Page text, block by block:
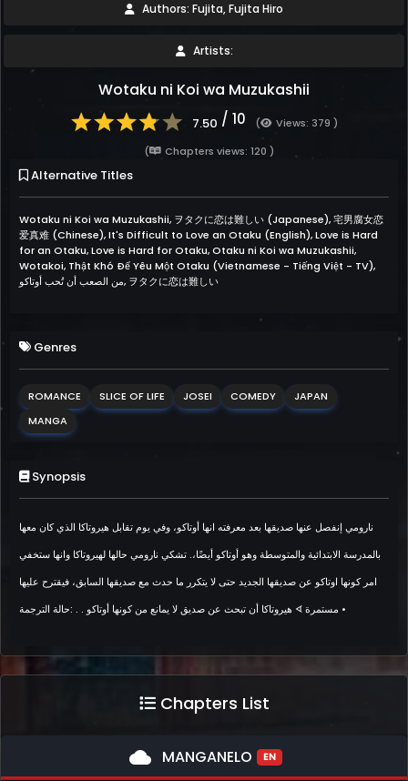
Authors: Fujita, Fujita Hiro
Artists:
Wotaku ni Koi wa Muzukashii
7.50 / 10 (
Views: 379 )
(
Chapters views: 120 )
Alternative Titles
Wotaku ni Koi wa Muzukashii, ヲタクに恋は難しい (Japanese), 宅男腐女恋
爱真难 (Chinese), It's Difficult to Love an Otaku (English), Love is Hard
for an Otaku, Love is Hard for Otaku, Otaku ni Koi wa Muzukashii,
Wotakoi, Thật Khó Để Yêu Một Otaku (Vietnamese - Tiếng Việt - TV),
من الصعب أن تُحب أوتاكو, ヲタクに恋は難しい
Genres
ROMANCE SLICE OF LIFE JOSEI COMEDY
JAPAN
MANGA
Synopsis
نارومي إنفصل عنها صديقها بعد معرفته انها أوتاكو، وفي يوم تقابل هيروتاكا الذي كان معها
بالمدرسة الابتدائية والمتوسطة وهو أوتاكو أيضًا،. تشكي نارومي حالها لهيروتاكا وانها ستخفي
امر كونها اوتاكو عن صديقها الجديد حتى لا يتكرر ما حدث مع صديقها السابق، فيقترح عليها
هيروتاكا أن تبحث عن صديق لا يمانع من كونها أوتاكو . . :حالة الترجمة ᗏ مستمرة •
Chapters List
cloud MANGANELO EN